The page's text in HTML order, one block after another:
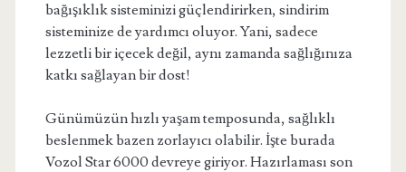
bağışıklık sisteminizi güçlendirirken, sindirim
sisteminize de yardımcı oluyor. Yani, sadece
lezzetli bir içecek değil, aynı zamanda sağlığınıza
katkı sağlayan bir dost!
Günümüzün hızlı yaşam temposunda, sağlıklı
beslenmek bazen zorlayıcı olabilir. İşte burada
Vozol Star 6000 devreye giriyor. Hazırlaması son